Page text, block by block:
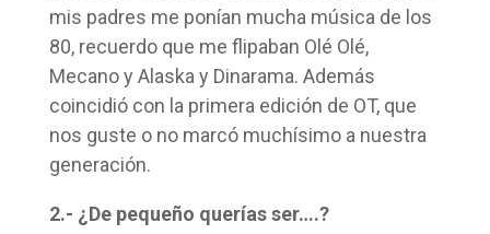
mis padres me ponían mucha música de los
80, recuerdo que me flipaban Olé Olé,
Mecano y Alaska y Dinarama. Además
coincidió con la primera edición de OT, que
nos guste o no marcó muchísimo a nuestra
generación.
2.- ¿De pequeño querías ser….?